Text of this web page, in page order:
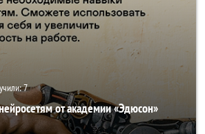
7
от академии «Эдюсон»